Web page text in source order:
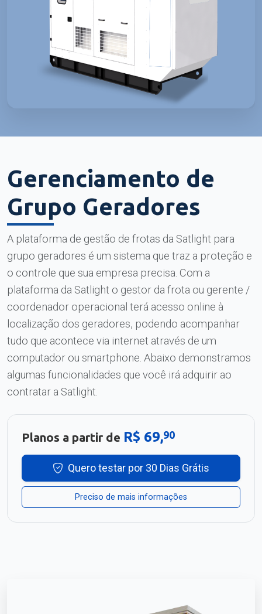
Gerenciamento de
Grupo Geradores
A plataforma de gestão de frotas da Satlight para
grupo geradores é um sistema que traz a proteção e
o controle que sua empresa precisa. Com a
plataforma da Satlight o gestor da frota ou gerente /
coordenador operacional terá acesso online à
localização dos geradores, podendo acompanhar
tudo que acontece via internet através de um
computador ou smartphone. Abaixo demonstramos
algumas funcionalidades que você irá adquirir ao
contratar a Satlight.
Planos a partir de R$ 69,90
Quero testar por 30 Dias Grátis
Preciso de mais informações